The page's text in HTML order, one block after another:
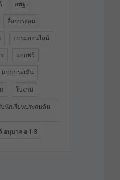
สพฐ.
สื่อการสอน
อบรมออนไลน์
แจกฟรี
แบบประเมิน
ใบงาน
นักเรียนประถมต้น
อนุบาล อ.1-3